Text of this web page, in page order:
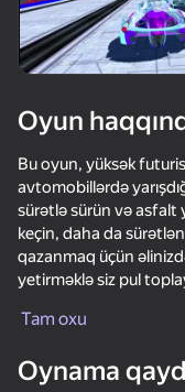
Oyun
Bu oyun, yüksək
avtomobillərdə
sürətlə sürün və asfalt
keçin, daha da
qazanmaq üçün
yetirməklə siz pul
daha da gözəl gizli
oyun rejimləri də var.
Tam oxu
Oynama